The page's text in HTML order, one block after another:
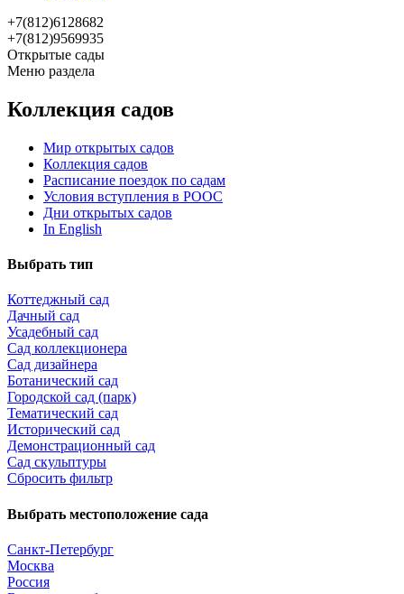
+7(812)6128682
+7(812)9569935
Открытые сады
Меню раздела
Коллекция садов
Мир открытых садов
Коллекция садов
Расписание поездок по садам
Условия вступления в РООС
Дни открытых садов
In English
Выбрать тип
Коттеджный сад
Дачный сад
Усадебный сад
Сад коллекционера
Сад дизайнера
Ботанический сад
Городской сад (парк)
Тематический сад
Исторический сад
Демонстрационный сад
Сад скульптуры
Сбросить фильтр
Выбрать местоположение сада
Санкт-Петербург
Москва
Россия